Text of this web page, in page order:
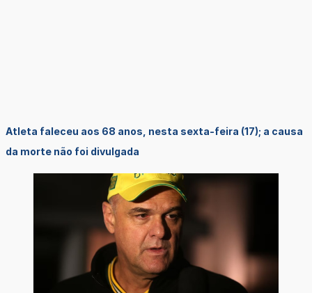
Atleta faleceu aos 68 anos, nesta sexta-feira (17); a causa
da morte não foi divulgada